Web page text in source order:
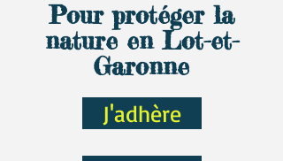
Pour protéger la
nature en Lot-et-
Garonne
J'adhère